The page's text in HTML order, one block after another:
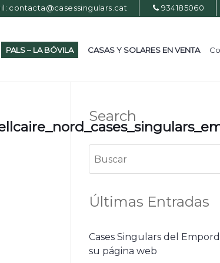
contacta@casessingulars.cat 934185060
PALS – LA BÓVILA CASAS Y SOLARES EN VENTA
Search
Últimas Entradas
Cases Singulars del
su página web